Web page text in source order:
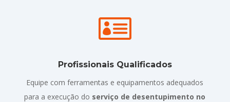

Profissionais Qualificados
Equipe com ferramentas e equipamentos adequados
para a execução do serviço de desentupimento no